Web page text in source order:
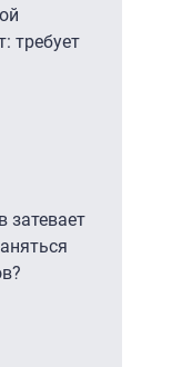
требует
затевает